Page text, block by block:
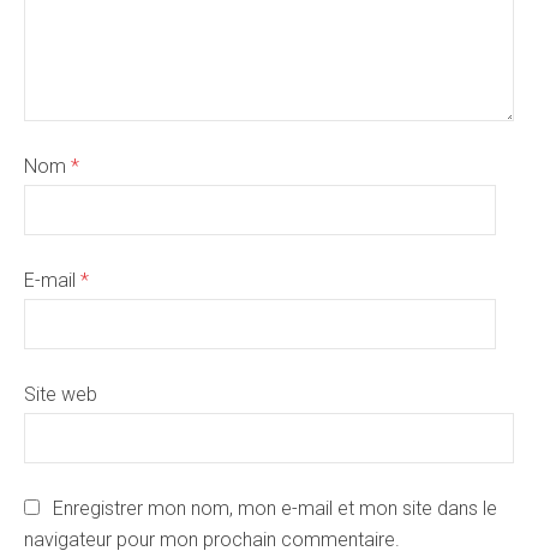
Nom *
E-mail *
Site web
Enregistrer mon nom, mon e-mail et mon site dans le
navigateur pour mon prochain commentaire.